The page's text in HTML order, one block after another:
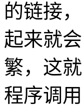
的链接
起来就
繁，这
程序调